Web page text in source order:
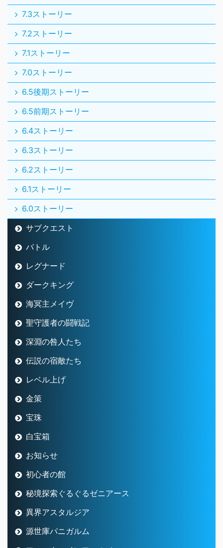
7.3ストーリー
7.2ストーリー
7.1ストーリー
7.0ストーリー
6.5後期ストーリー
6.5前期ストーリー
6.4ストーリー
6.3ストーリー
6.2ストーリー
6.1ストーリー
6.0ストーリー
サブクエスト
バトル
レグナード
ダークキング
海冥主メイヴ
聖守護者の闘戦記
深淵の咎人たち
伝説の宿敵たち
レベル上げ
金策
宝珠
白宝箱
お知らせ
初心者の館
秘境探索ぐるぐるゼニアース
異界アスタルジア
源世庫パニガルム